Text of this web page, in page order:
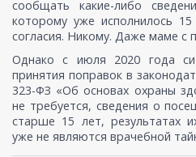
сообщать какие-либо
которому уже исполнилось
согласия. Никому. Даже маме с
Однако с июля 2020 года
принятия поправок в
323-ФЗ «Об основах охраны
не требуется, сведения о
старше 15 лет, результатах
уже не являются врачебной